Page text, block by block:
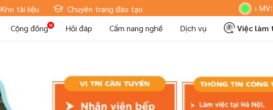
Kho tài liệu Chuyên trang đào tạo Hoteljob MV: "Tôi Là
Cộng đồng
Hỏi đáp Cẩm nang nghề Dịch vụ
Việc làm